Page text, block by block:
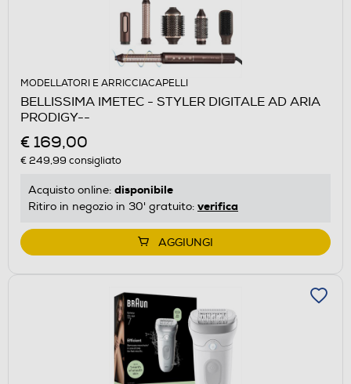
MODELLATORI E ARRICCIACAPELLI
BELLISSIMA IMETEC - STYLER DIGITALE AD ARIA
PRODIGY--
€ 169,00
€ 249,99 consigliato
Acquisto online: disponibile
Ritiro in negozio in 30' gratuito: verifica
AGGIUNGI